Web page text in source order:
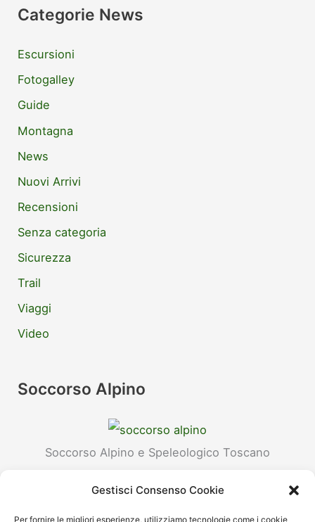
Gestisci Consenso Cookie
Per fornire le migliori esperienze, utilizziamo tecnologie come i cookie
Categorie News
Escursioni
Fotogalley
Guide
Montagna
News
Nuovi Arrivi
Recensioni
Senza categoria
Sicurezza
Trail
Viaggi
Video
Soccorso Alpino
Soccorso Alpino e Speleologico Toscano